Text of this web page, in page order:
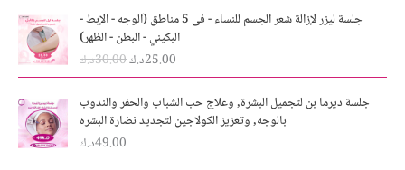
جلسة ليزر لإزالة شعر الجسم للنساء - فى 5 مناطق (الوجه - الإبط -
البكيني - البطن - الظهر)
30.00د.ك
O
r
i
g
i
n
a
25.00د.ك
C
u
r
e
n
t
جلسة ديرما بن لتجميل البشرة, وعلاج حب الشباب والحفر والندوب
بالوجه, وتعزيز الكولاجين لتجديد نضارة البشره
49.00د.ك